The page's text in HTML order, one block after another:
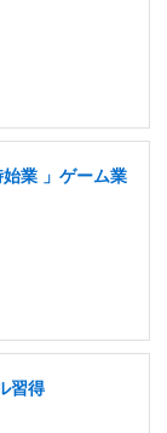
業 」ゲーム業
習得